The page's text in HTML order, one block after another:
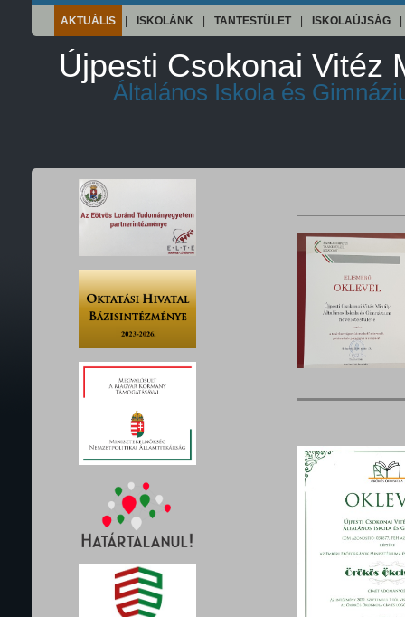
AKTUÁLIS ISKOLÁNK TANTESTÜLET ISKOLAÚJSÁG
Újpesti Csokonai Vitéz
Általános Iskola és